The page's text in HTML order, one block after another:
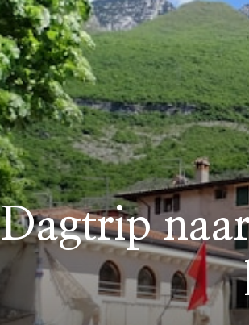
Dagtrip